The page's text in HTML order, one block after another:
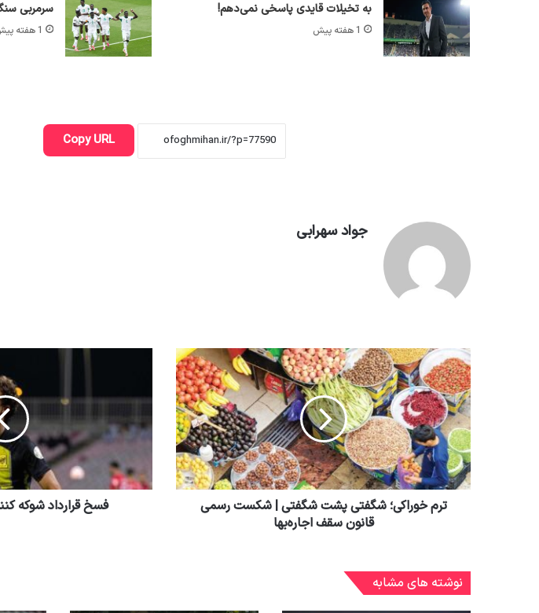
به تخیلات قایدی پاسخی نمی‌دهم!
1 هفته پیش
سرمربی
1 هفته پیش
Copy URL
جواد سهرابی
ترم خوراکی؛ شگفتی پشت شگفتی | شکست رسمی
قانون سقف اجاره‌بها
فسخ قرارداد شوکه
نوشته های مشابه